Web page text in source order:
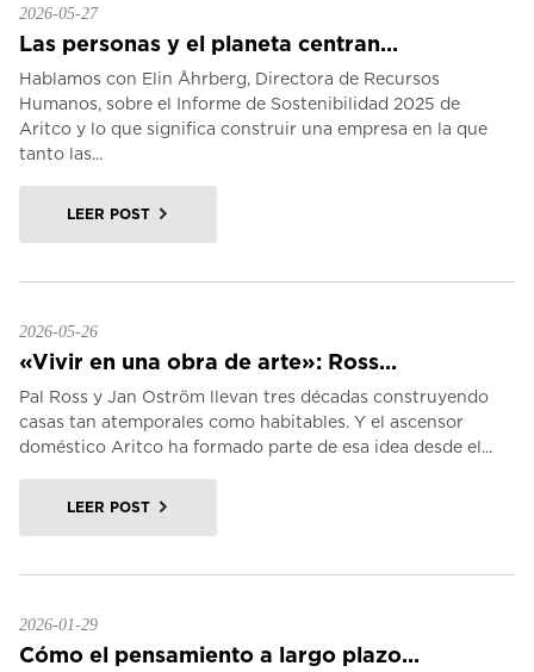
2026-05-27
Las personas y el planeta centran...
Hablamos con Elin Åhrberg, Directora de Recursos
Humanos, sobre el Informe de Sostenibilidad 2025 de
Aritco y lo que significa construir una empresa en la que
tanto las...
LEER POST
2026-05-26
«Vivir en una obra de arte»: Ross...
Pal Ross y Jan Oström llevan tres décadas construyendo
casas tan atemporales como habitables. Y el ascensor
doméstico Aritco ha formado parte de esa idea desde el...
LEER POST
2026-01-29
Cómo el pensamiento a largo plazo...